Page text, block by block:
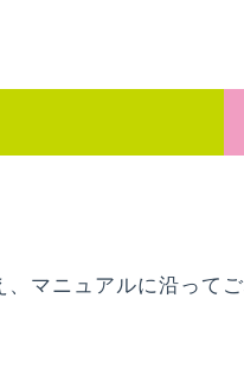
マニュアルに沿ってご